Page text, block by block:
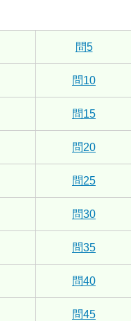
問5
問10
問15
問20
問25
問30
問35
問40
問45